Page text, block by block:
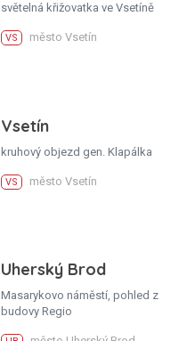
světelná křižovatka ve Vsetíně
VS město Vsetín
Vsetín
kruhový objezd gen. Klapálka
VS město Vsetín
Uherský Brod
Masarykovo náměstí, pohled z
budovy Regio